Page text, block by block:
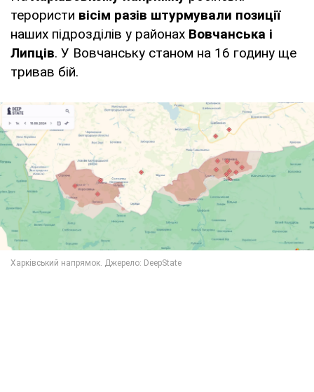
терористи вісім разів штурмували позиції
наших підрозділів у районах Вовчанська і
Липців. У Вовчанську станом на 16 годину ще
тривав бій.